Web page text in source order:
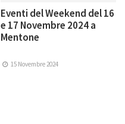
Eventi del Weekend del 16
e 17 Novembre 2024 a
Mentone
15 Novembre 2024